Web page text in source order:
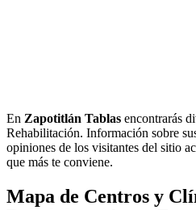
En Zapotitlán Tablas encontrarás
Rehabilitación. Información sobre
opiniones de los visitantes del sitio
que más te conviene.
Mapa de Centros y